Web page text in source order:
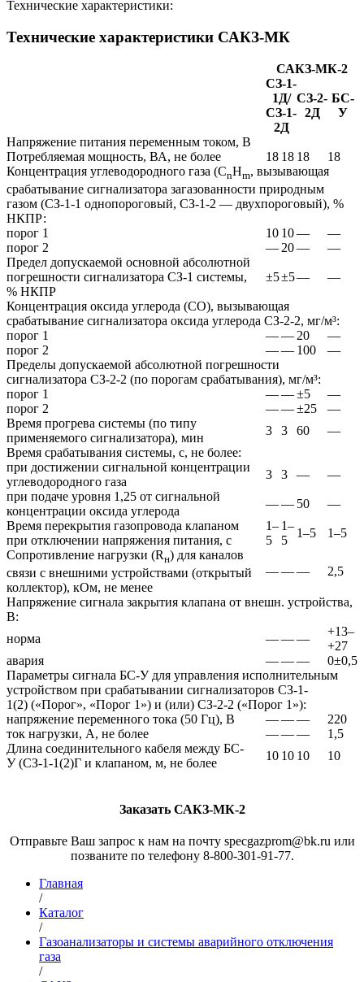
Технические характеристики:
Технические характеристики САКЗ-МК
САКЗ-МК-2
СЗ-1-
1Д/
СЗ-1-
2Д
СЗ-2-
2Д
БС-
У
Напряжение питания переменным током, В
Потребляемая мощность, ВА, не более
18 18 18
18
Концентрация углеводородного газа (CnHm, вызывающая
срабатывание сигнализатора загазованности природным
газом (СЗ-1-1 однопороговый, СЗ-1-2 — двухпороговый), %
НКПР:
порог 1
10 10—
—
порог 2
— 20—
—
Предел допускаемой основной абсолютной
погрешности сигнализатора СЗ-1 системы,
% НКПР
±5±5— —
Концентрация оксида углерода (СО), вызывающая
срабатывание сигнализатора оксида углерода СЗ-2-2, мг/м³:
порог 1
—— 20
—
порог 2
—— 100
—
Пределы допускаемой абсолютной погрешности
сигнализатора СЗ-2-2 (по порогам срабатывания), мг/м³:
порог 1
——±5
—
порог 2
——±25
—
Время прогрева системы (по типу
применяемого сигнализатора), мин
3 3 60
—
Время срабатывания системы, с, не более:
при достижении сигнальной концентрации
углеводородного газа
3 3 —
—
при подаче уровня 1,25 от сигнальной
концентрации оксида углерода
—— 50
—
Время перекрытия газопровода клапаном
при отключении напряжения питания, с
1–
5
1–
5
1–5
1–5
Сопротивление нагрузки (Rн) для каналов
связи с внешними устройствами (открытый
коллектор), кОм, не менее
——— 2,5
Напряжение сигнала закрытия клапана от внешн. устройства,
В:
норма
———
+13–
+27
авария
———
0±0,5
Параметры сигнала БС-У для управления исполнительным
устройством при срабатывании сигнализаторов СЗ-1-
1(2) («Порог», «Порог 1») и (или) СЗ-2-2 («Порог 1»):
напряжение переменного тока (50 Гц), В
———
220
ток нагрузки, А, не более
———
1,5
Длина соединительного кабеля между БС-
У (СЗ-1-1(2)Г и клапаном, м, не более
10 10 10 10
Заказать САКЗ-МК-2
Отправьте Ваш запрос к нам на почту specgazprom@bk.ru или
позваните по телефону 8-800-301-91-77.
Главная
/
Каталог
/
Газоанализаторы и системы аварийного отключения
газа
/